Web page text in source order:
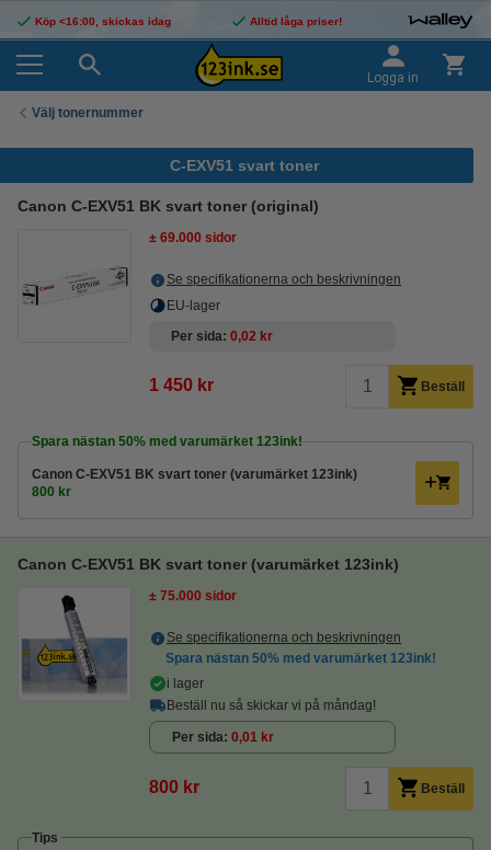
Köp <16:00, skickas idag Alltid låga priser!
Logga in
Välj tonernummer
C-EXV51 svart toner
Canon C-EXV51 BK svart toner (original)
± 69.000 sidor
Se specifikationerna och beskrivningen
EU-lager
Per sida 0,02 kr
1 450 kr Beställ
Spara nästan 50% med varumärket 123ink!
Canon C-EXV51 BK svart toner (varumärket 123ink)
800 kr
Canon C-EXV51 BK svart toner (varumärket 123ink)
± 75.000 sidor
Se specifikationerna och beskrivningen
Spara nästan 50% med varumärket 123ink!
i lager
Beställ nu så skickar vi på måndag!
Per sida 0,01 kr
800 kr Beställ
Tips